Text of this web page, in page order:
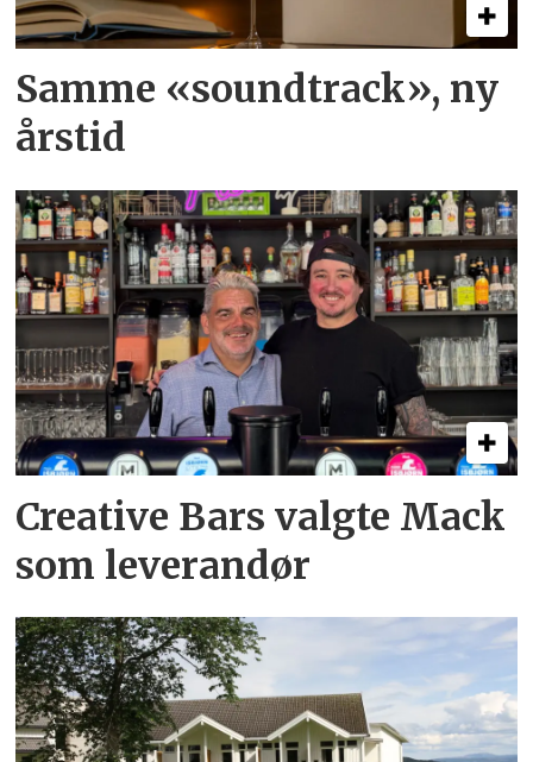
Samme «soundtrack», ny
årstid
Creative Bars valgte Mack
som leverandør